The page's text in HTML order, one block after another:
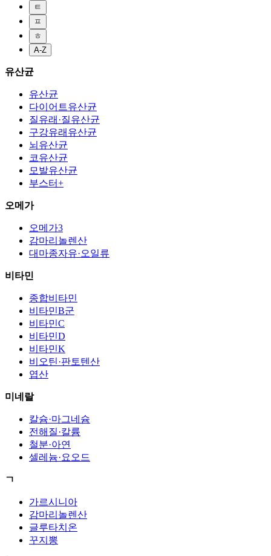
ㅌ
ㅍ
ㅎ
A-Z
유산균
유산균
다이어트유산균
질유래·질유산균
구강유래유산균
뇌유산균
코유산균
모발유산균
부스터+
오메가
오메가3
감마리놀렌산
대마종자유·오일류
비타민
종합비타민
비타민B군
비타민C
비타민D
비타민K
비오틴·판토텐산
엽산
미네랄
칼슘·마그네슘
전해질·칼륨
철분·아연
셀레늄·요오드
ㄱ
가르시니아
감마리놀렌산
글루타치온
꾸지뽕